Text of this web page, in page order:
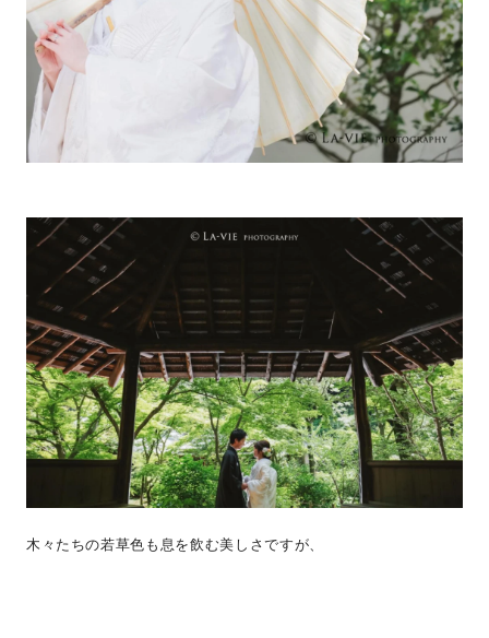
木々たちの若草色も息を飲む美しさですが、